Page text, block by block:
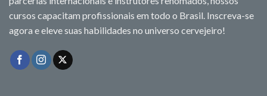
cursos capacitam profissionais em todo o Brasil. Inscreva-se
agora e eleve suas habilidades no universo cervejeiro!